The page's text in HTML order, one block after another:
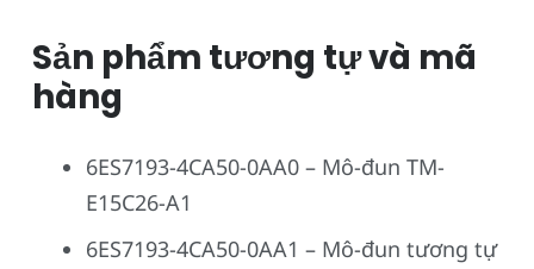
Sản phẩm tương tự và mã
hàng
6ES7193-4CA50-0AA0 – Mô-đun TM-
E15C26-A1
6ES7193-4CA50-0AA1 – Mô-đun tương tự